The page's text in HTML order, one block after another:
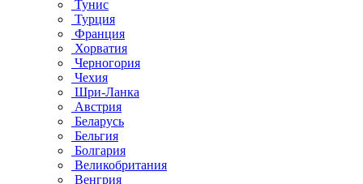
Тунис
Турция
Франция
Хорватия
Черногория
Чехия
Шри-Ланка
Австрия
Беларусь
Бельгия
Болгария
Великобритания
Венгрия